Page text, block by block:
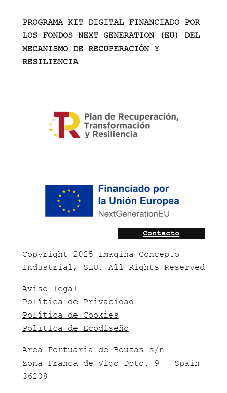
PROGRAMA KIT DIGITAL FINANCIADO POR
LOS FONDOS NEXT GENERATION (EU) DEL
MECANISMO DE RECUPERACIÓN Y
RESILIENCIA
Contacto
Copyright 2025 Imagina Concepto
Industrial, SLU. All Rights Reserved
Aviso legal
Política de Privacidad
Política de Cookies
Política de Ecodiseño
Area Portuaria de Bouzas s/n
Zona Franca de Vigo Dpto. 9 – Spain
36208